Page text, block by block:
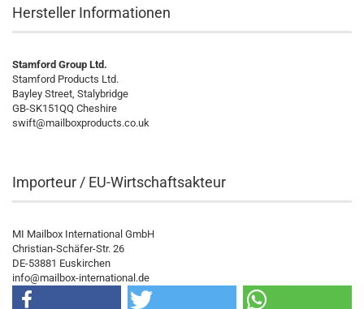
Hersteller Informationen
Stamford Group Ltd.
Stamford Products Ltd.
Bayley Street, Stalybridge
GB-SK151QQ Cheshire
swift@mailboxproducts.co.uk
Importeur / EU-Wirtschaftsakteur
MI Mailbox International GmbH
Christian-Schäfer-Str. 26
DE-53881 Euskirchen
info@mailbox-international.de